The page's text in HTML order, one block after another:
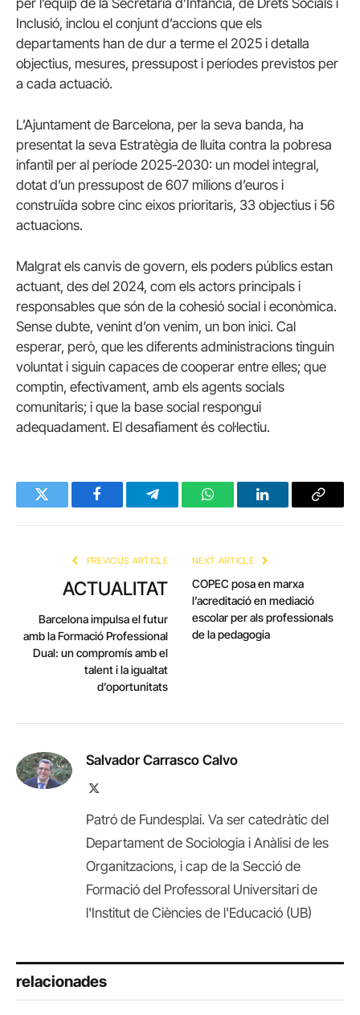
Inclusió, inclou el conjunt d’accions que els
departaments han de dur a terme el 2025 i detalla
objectius, mesures, pressupost i períodes previstos per
a cada actuació.
L’Ajuntament de Barcelona, per la seva banda, ha
presentat la seva Estratègia de lluita contra la pobresa
infantil per al període 2025-2030: un model integral,
dotat d’un pressupost de 607 milions d’euros i
construïda sobre cinc eixos prioritaris, 33 objectius i 56
actuacions.
Malgrat els canvis de govern, els poders públics estan
actuant, des del 2024, com els actors principals i
responsables que són de la cohesió social i econòmica.
Sense dubte, venint d’on venim, un bon inici. Cal
esperar, però, que les diferents administracions tinguin
voluntat i siguin capaces de cooperar entre elles; que
comptin, efectivament, amb els agents socials
comunitaris; i que la base social respongui
adequadament. El desafiament és col·lectiu.
Twitter FacebookTelegramWhatsAppLinkedInCopy
PREVIOUS ARTICLE
ACTUALITAT
Barcelona impulsa el futur
amb la Formació Professional
Dual: un compromís amb el
talent i la igualtat
d’oportunitats
NEXT ARTICLE
COPEC posa en marxa
l’acreditació en mediació
escolar per als professionals
de la pedagogia
Salvador Carrasco Calvo
Patró de Fundesplai. Va ser catedràtic del
Departament de Sociologia i Anàlisi de les
Organitzacions, i cap de la Secció de
Formació del Professoral Universitari de
l'Institut de Ciències de l'Educació (UB)
relacionades